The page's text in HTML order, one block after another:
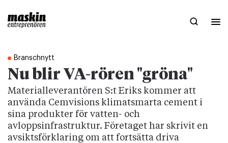
Branschnytt
Nu blir VA-rören "gröna"
Materialleverantören S:t Eriks kommer att
använda Cemvisions klimatsmarta cement i
sina produkter för vatten- och
avloppsinfrastruktur. Företaget har skrivit en
avsiktsförklaring om att fortsätta driva